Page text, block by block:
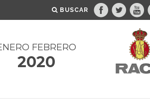
BUSCAR
FEBRERO
2020